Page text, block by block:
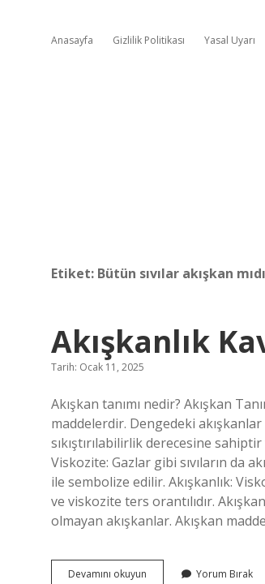
Anasayfa Gizlilik Politikası Yasal Uyarı
Etiket: Bütün sıvılar akışkan
Akışkanlık
Tarih: Ocak 11, 2025
Akışkan tanımı nedir? Akışkan
maddelerdir. Dengedeki
sıkıştırılabilirlik derecesine
Viskozite: Gazlar gibi sıvıların da
ile sembolize edilir. Akışkanlık:
ve viskozite ters orantılıdır.
olmayan akışkanlar. Akışkan
Devamını okuyun Akışkanlık Yorum Bırak